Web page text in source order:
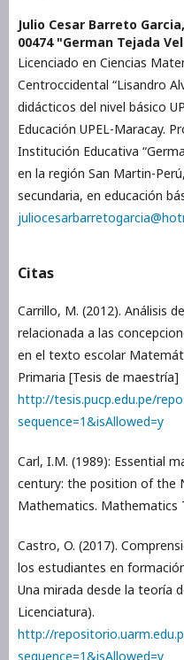
Julio Cesar Barreto Garcia,
00474 "German Tejada
Licenciado en Ciencias
Centroccidental “Lisandro
didácticos del nivel básico
Educación UPEL-Maracay.
Institución Educativa
en la región San Martin-
secundaria, en educación
Citas
Carrillo, M. (2012). Análisis
relacionada a las
en el texto escolar
Primaria [Tesis de maestría]
http://tesis.pucp.edu.pe/
sequence=1&isAllowed=y
Carl, I.M. (1989): Essential
century: the position of the
Mathematics. Mathematics
Castro, O. (2017).
los estudiantes en
Una mirada desde la teoría
Licenciatura).
http://
sequence=1&isAllowed=y